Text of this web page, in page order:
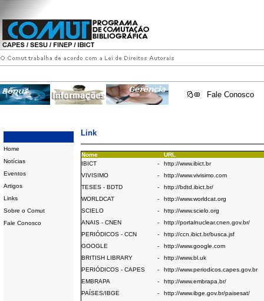
Fale Conosco
Home
Notícias
Eventos
Artigos
Links
Sobre o Comut
Fale Conosco
Link
Nome
URL
IBICT
-
http://www.ibict.br
VIVISIMO
-
http://www.vivisimo.com
TESES - BDTD
-
http://bdtd.ibict.br/
WORLDCAT
-
http://www.worldcat.org
SCIELO
-
http://www.scielo.org
ANAIS - CNEN
-
http://portalnuclear.cnen.gov.br/
PERIÓDICOS - CCN
-
http://ccn.ibict.br/busca.jsf
GOOGLE
-
http://www.google.com
BRITISH LIBRARY
-
http://www.bl.uk
PERIÓDICOS - CAPES
-
http://www.periodicos.capes.gov.br
EMBRAPA
-
http://www.embrapa.br/
PAÍSES/IBGE
-
http://www.ibge.gov.br/paisesat/